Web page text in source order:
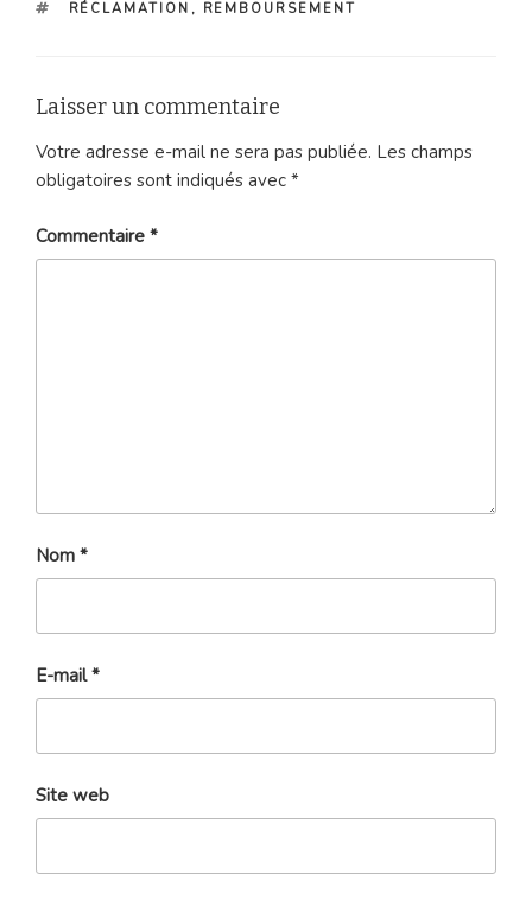
ÉTIQUETTES
RÉCLAMATION , REMBOURSEMENT
Laisser un commentaire
Votre adresse e-mail ne sera pas publiée. Les champs
obligatoires sont indiqués avec *
Commentaire *
Nom *
E-mail*
Site web